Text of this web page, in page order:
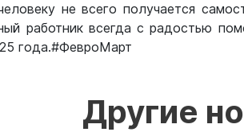
не всего получается
работник всегда с радостью
года.#ФевроМарт
Другие